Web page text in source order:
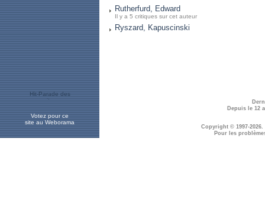
Rutherfurd, Edward
Il y a 5 critiques sur cet auteur
Ryszard, Kapuscinski
Votez pour ce
site au Weborama
Depuis le 12
Copyright © 1997-2026.
Pour les